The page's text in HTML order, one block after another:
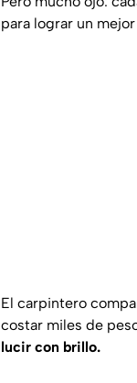
para lograr un
El carpintero
costar miles de
lucir con brillo.